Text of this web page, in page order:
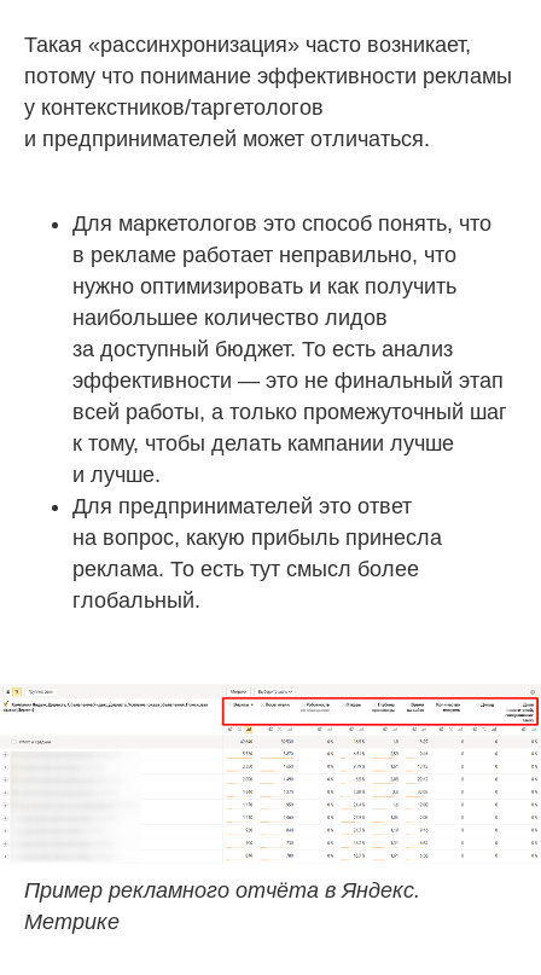
Такая «рассинхронизация» часто возникает,
потому что понимание эффективности рекламы
у контекстников/таргетологов
и предпринимателей может отличаться.
Для маркетологов это способ понять, что
в рекламе работает неправильно, что
нужно оптимизировать и как получить
наибольшее количество лидов
за доступный бюджет. То есть анализ
эффективности — это не финальный этап
всей работы, а только промежуточный шаг
к тому, чтобы делать кампании лучше
и лучше.
Для предпринимателей это ответ
на вопрос, какую прибыль принесла
реклама. То есть тут смысл более
глобальный.
Пример рекламного отчёта в Яндекс.
Метрике